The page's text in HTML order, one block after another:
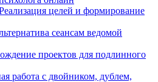
целей и формирование
сеансам ведомой
проектов для подлинного
работа с двойником, дублем,